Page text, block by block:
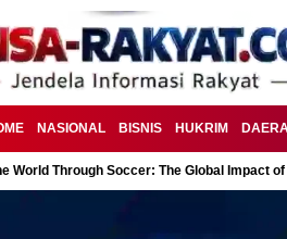
NASIONAL BISNIS HUKRIM
World Through Soccer: The Global Impact